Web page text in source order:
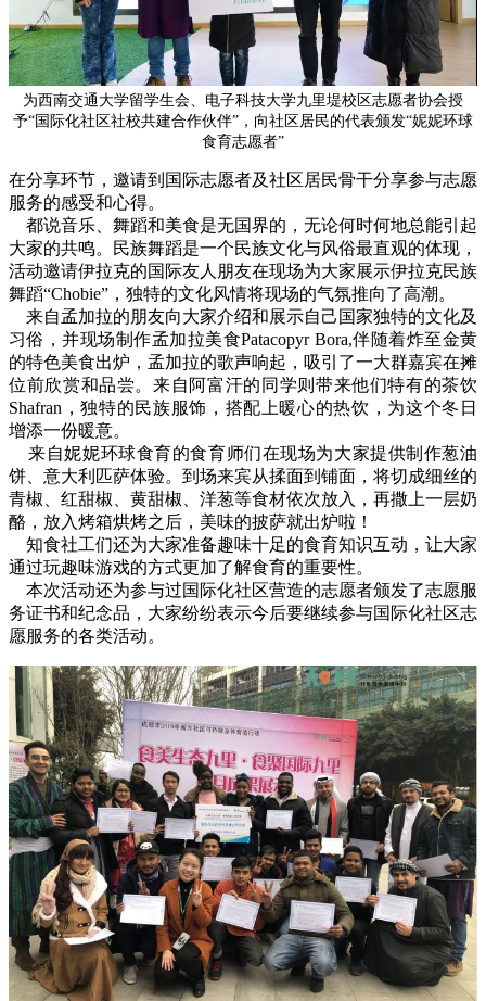
为西南交通大学留学生会、电子科技大学九里堤校区志愿者协会授
予“国际化社区社校共建合作伙伴”，向社区居民的代表颁发“妮妮环球
食育志愿者”
在分享环节，邀请到国际志愿者及社区居民骨干分享参与志愿
服务的感受和心得。
都说音乐、舞蹈和美食是无国界的，无论何时何地总能引起
大家的共鸣。民族舞蹈是一个民族文化与风俗最直观的体现，
活动邀请伊拉克的国际友人朋友在现场为大家展示伊拉克民族
舞蹈“Chobie”，独特的文化风情将现场的气氛推向了高潮。
来自孟加拉的朋友向大家介绍和展示自己国家独特的文化及
习俗，并现场制作孟加拉美食Patacopyr Bora,伴随着炸至金黄
的特色美食出炉，孟加拉的歌声响起，吸引了一大群嘉宾在摊
位前欣赏和品尝。来自阿富汗的同学则带来他们特有的茶饮
Shafran，独特的民族服饰，搭配上暖心的热饮，为这个冬日
增添一份暖意。
来自妮妮环球食育的食育师们在现场为大家提供制作葱油
饼、意大利匹萨体验。到场来宾从揉面到铺面，将切成细丝的
青椒、红甜椒、黄甜椒、洋葱等食材依次放入，再撒上一层奶
酪，放入烤箱烘烤之后，美味的披萨就出炉啦！
知食社工们还为大家准备趣味十足的食育知识互动，让大家
通过玩趣味游戏的方式更加了解食育的重要性。
本次活动还为参与过国际化社区营造的志愿者颁发了志愿服
务证书和纪念品，大家纷纷表示今后要继续参与国际化社区志
愿服务的各类活动。